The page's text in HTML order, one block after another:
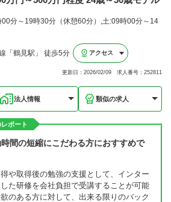
00分～19時30分（休憩60分）,土:09時00分～14
「鶴見駅」 徒歩5分 アクセス
更新日：2026/02/09 求人番号：252811
法人情報 類似の求人
ポート
間の短縮にこだわる方におすすめで
や取得後の勉強の支援として、インター
た研修を会社負担で受講することが可能
のある方に対して、出来る限りのバック